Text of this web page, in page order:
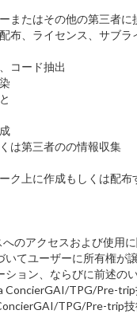
またはその他の第三者
、ライセンス、サブ
コード抽出
は第三者のの情報収集
ク上に作成もしくは配布
アクセスおよび使用
てユーザーに所有権
ョン、ならびに前述
TPG/Pre-
TPG/Pre-trip